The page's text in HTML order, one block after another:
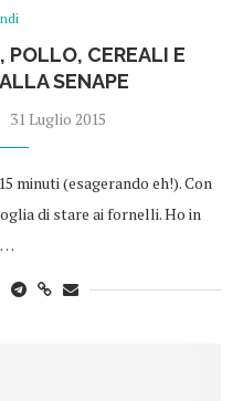
POLLO, CEREALI E
SENAPE
31 Luglio 2015
minuti (esagerando eh!). Con
di stare ai fornelli. Ho in
…